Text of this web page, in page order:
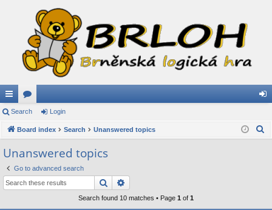
ui
ck
lin
ks
or
u
s
in
Search Login
Board index Search Unanswered topics
Unanswered topics
Go to advanced search
Search
Search found 10 matches • Page 1 of 1